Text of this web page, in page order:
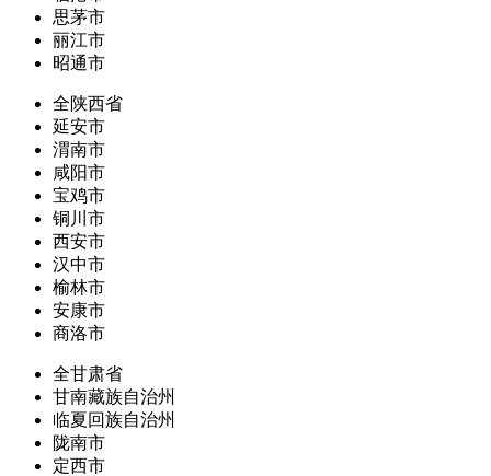
思茅市
丽江市
昭通市
全陕西省
延安市
渭南市
咸阳市
宝鸡市
铜川市
西安市
汉中市
榆林市
安康市
商洛市
全甘肃省
甘南藏族自治州
临夏回族自治州
陇南市
定西市